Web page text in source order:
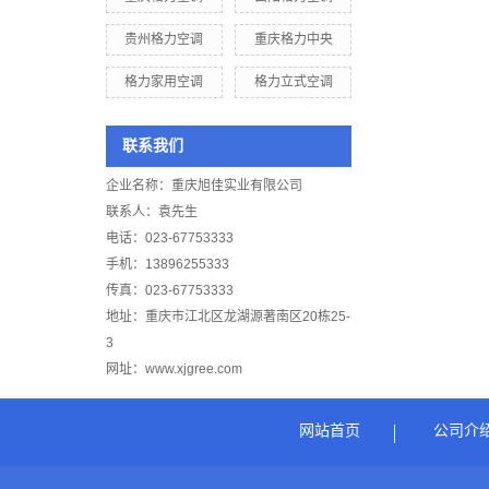
贵州格力空调 重庆格力中央
格力家用空调 格力立式空调
联系我们
企业名称：重庆旭佳实业有限公司
联系人：袁先生
电话：023-67753333
手机：13896255333
传真：023-67753333
地址：重庆市江北区龙湖源著南区20栋25-
3
网址：www.xjgree.com
网站首页 公司介